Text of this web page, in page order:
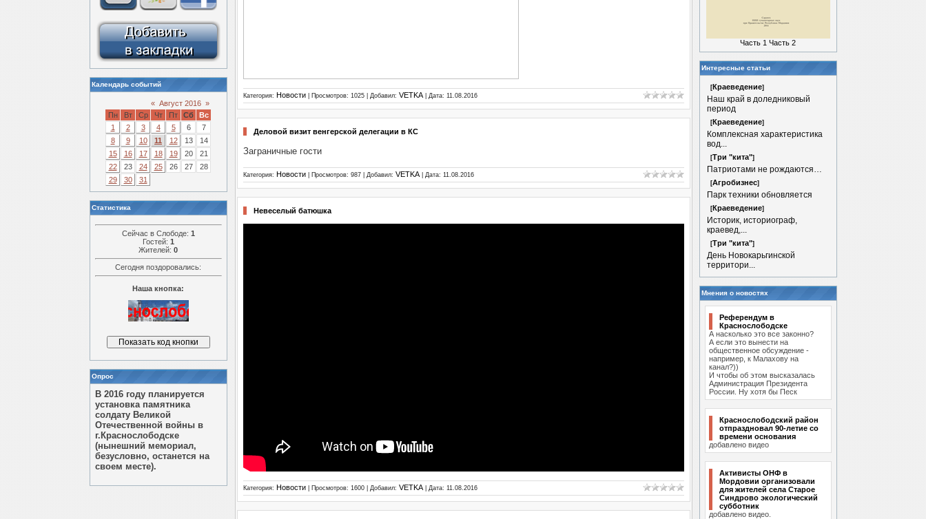
Календарь событий
« Август 2016 »
Пн
Вт Ср Чт Пт Сб
Вс
1
2 3 4 5 6
7
8
9 10 11 12 13
14
15
16 17 18 19 20
21
22
23 24 25 26 27
28
29
30 31
Статистика
Сейчас в Слободе: 1
Гостей: 1
Жителей: 0
Сегодня поздоровались:
Наша кнопка:
Опрос
В 2016 году планируется
установка памятника
солдату Великой
Отечественной войны в
г.Краснослободске
(нынешний мемориал,
безусловно, останется на
своем месте).
Категория: Новости| Просмотров: 1025 | Добавил: VETKA| Дата: 11.08.2016
Деловой визит венгерской делегации в КС
Заграничные гости
Категория: Новости| Просмотров: 987 | Добавил: VETKA| Дата: 11.08.2016
Невеселый батюшка
Категория: Новости| Просмотров: 1600 | Добавил: VETKA| Дата: 11.08.2016
Часть 1 Часть 2
Интересные статьи
[Краеведение]
Наш край в доледниковый
период
[Краеведение]
Комплексная характеристика
вод...
[Три "кита"]
Патриотами не рождаются…
[Агробизнес]
Парк техники обновляется
[Краеведение]
Историк, историограф,
краевед,...
[Три "кита"]
День Новокарьгинской
территори...
Мнения о новостях
Референдум в
Краснослободске
А насколько это все законно?
А если это вынести на
общественное обсуждение -
например, к Малахову на
канал?))
И чтобы об этом высказалась
Администрация Президента
России. Ну хотя бы Песк
Краснослободский район
отпраздновал 90-летие со
времени основания
добавлено видео
Активисты ОНФ в
Мордовии организовали
для жителей села Старое
Синдрово экологический
субботник
добавлено видео.